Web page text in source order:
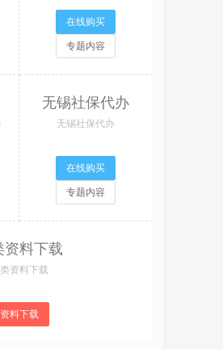
在线购买
专题内容
无锡社保代办
无锡社保代办
在线购买
专题内容
资料下载
资料下载
资料下载